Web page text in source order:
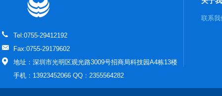
Tel:0755-29412192
Fax:0755-29179602
地址：深圳市光明区观光路3009号招商局科技园A4栋13楼
手机：13923452066 QQ：2355564282
联系我